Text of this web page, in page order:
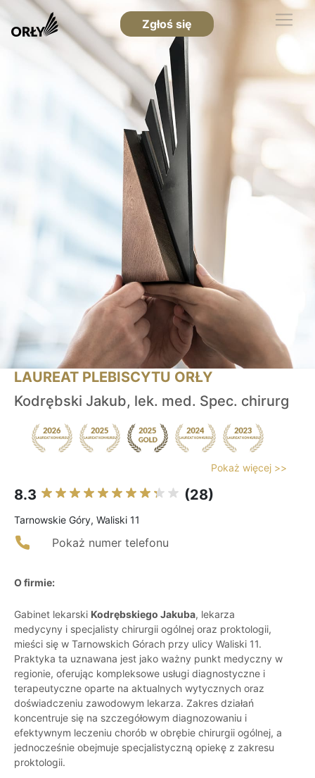
Zgłoś się
LAUREAT PLEBISCYTU ORŁY
Kodrębski Jakub, lek. med. Spec. chirurg
Pokaż więcej >>
8.3 (28)
Tarnowskie Góry, Waliski 11
Pokaż numer telefonu
O firmie:
Gabinet lekarski Kodrębskiego Jakuba, lekarza
medycyny i specjalisty chirurgii ogólnej oraz proktologii,
mieści się w Tarnowskich Górach przy ulicy Waliski 11.
Praktyka ta uznawana jest jako ważny punkt medyczny w
regionie, oferując kompleksowe usługi diagnostyczne i
terapeutyczne oparte na aktualnych wytycznych oraz
doświadczeniu zawodowym lekarza. Zakres działań
koncentruje się na szczegółowym diagnozowaniu i
efektywnym leczeniu chorób w obrębie chirurgii ogólnej, a
jednocześnie obejmuje specjalistyczną opiekę z zakresu
proktologii.